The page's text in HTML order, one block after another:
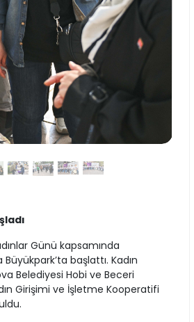
Günü kapsamında
başlattı. Kadın
Belediyesi Hobi ve Beceri
Girişimi ve İşletme Kooperatifi